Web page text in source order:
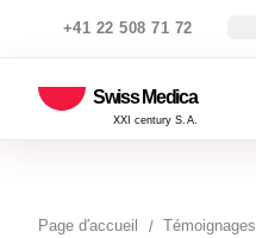
+41 22 508 71 72
Swiss Medica
XXI century S.A.
Page d′accueil Témoignages